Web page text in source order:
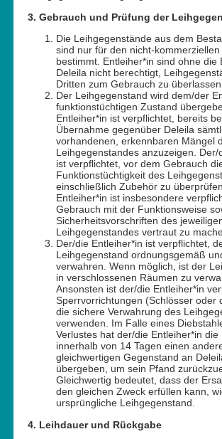
3. Gebrauch und Prüfung der
Die Leihgegenstände aus dem
sind nur für den nicht-
bestimmt. Entleiher*in sind ohne die
Deleila nicht berechtigt,
Dritten zum Gebrauch zu überlassen.
Der Leihgegenstand wird dem/der
funktionstüchtigen Zustand
Entleiher*in ist verpflichtet, bereits
Übernahme gegenüber Deleila
vorhandenen, erkennbaren Mängel
Leihgegenstandes anzuzeigen. Der/
ist verpflichtet, vor dem Gebrauch
Funktionstüchtigkeit des
einschließlich Zubehör zu
Entleiher*in ist insbesondere
Gebrauch mit der Funktionsweise
Sicherheitsvorschriften des
Leihgegenstandes vertraut zu
Der/die Entleiher*in ist verpflichtet,
Leihgegenstand ordnungsgemäß
verwahren. Wenn möglich, ist der
in verschlossenen Räumen zu
Ansonsten ist der/die Entleiher*in
Sperrvorrichtungen (Schlösser oder
die sichere Verwahrung des
verwenden. Im Falle eines
Verlustes hat der/die Entleiher*in die
innerhalb von 14 Tagen einen
gleichwertigen Gegenstand an
übergeben, um sein Pfand
Gleichwertig bedeutet, dass der
den gleichen Zweck erfüllen kann,
ursprüngliche Leihgegenstand.
4. Leihdauer und Rückgabe